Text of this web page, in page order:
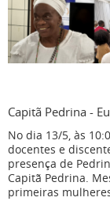
Capitã Pedrina -
No dia 13/5, às
docentes e
presença de
Capitã Pedrina.
primeiras